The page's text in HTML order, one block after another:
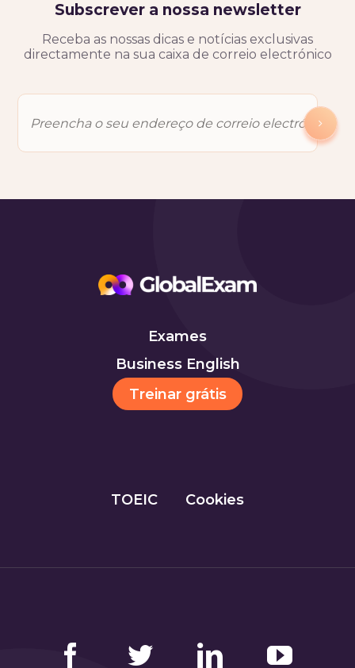
Subscrever a nossa newsletter
Receba as nossas dicas e notícias exclusivas
directamente na sua caixa de correio electrónico
Exames
Business English
Treinar grátis
TOEIC Cookies